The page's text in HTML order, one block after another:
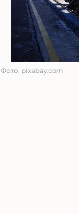
Фото: pixabay.com